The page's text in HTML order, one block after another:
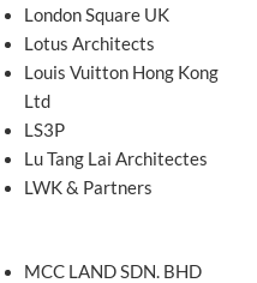
London Square UK
Lotus Architects
Louis Vuitton Hong Kong
Ltd
LS3P
Lu Tang Lai Architectes
LWK & Partners
MCC LAND SDN. BHD